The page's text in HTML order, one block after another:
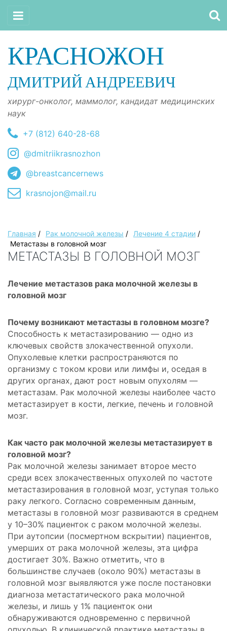
КРАСНОЖОН
ДМИТРИЙ АНДРЕЕВИЧ
хирург-онколог, маммолог, кандидат медицинских
наук
+7 (812) 640-28-68
@dmitriikrasnozhon
@breastcancernews
krasnojon@mail.ru
Главная / Рак молочной железы / Лечение 4 стадии /
Метастазы в головной мозг
МЕТАСТАЗЫ В ГОЛОВНОЙ МОЗГ
Лечение метастазов рака молочной железы в
головной мозг
Почему возникают метастазы в головном мозге?
Способность к метастазированию — одно из
ключевых свойств злокачественной опухоли.
Опухолевые клетки распространяются по
организму с током крови или лимфы и, оседая в
других органах, дают рост новым опухолям —
метастазам. Рак молочной железы наиболее часто
метастазирует в кости, легкие, печень и головной
мозг.
Как часто рак молочной железы метастазирует в
головной мозг?
Рак молочной железы занимает второе место
среди всех злокачественных опухолей по частоте
метастазирования в головной мозг, уступая только
раку легкого. Согласно современным данным,
метастазы в головной мозг развиваются в среднем
у 10–30% пациенток с раком молочной железы.
При аутопсии (посмертном вскрытии) пациентов,
умерших от рака молочной железы, эта цифра
достигает 30%. Важно отметить, что в
большинстве случаев (около 90%) метастазы в
головной мозг выявляются уже после постановки
диагноза метастатического рака молочной
железы, и лишь у 1% пациенток они
обнаруживаются одновременно с первичной